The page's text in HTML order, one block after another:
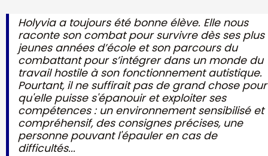
Holyvia a toujours été bonne élève. Elle nous
raconte son combat pour survivre dès ses plus
jeunes années d’école et son parcours du
combattant pour s’intégrer dans un monde du
travail hostile à son fonctionnement autistique.
Pourtant, il ne suffirait pas de grand chose pour
qu'elle puisse s'épanouir et exploiter ses
compétences : un environnement sensibilisé et
compréhensif, des consignes précises, une
personne pouvant l'épauler en cas de
difficultés...